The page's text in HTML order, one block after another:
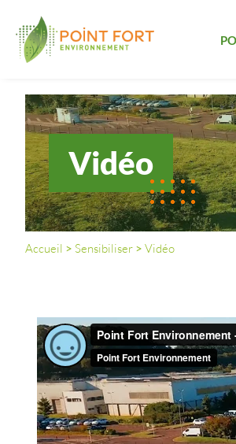
Vidéo
Accueil > Sensibiliser > Vidéo